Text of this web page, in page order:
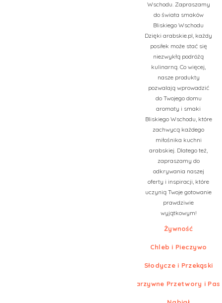
Wschodu. Zapraszamy
do świata smaków
Bliskiego Wschodu
Dzięki arabskie.pl, każdy
posiłek może stać się
niezwykłą podróżą
kulinarną. Co więcej,
nasze produkty
pozwalają wprowadzić
do Twojego domu
aromaty i smaki
Bliskiego Wschodu, które
zachwycą każdego
miłośnika kuchni
arabskiej. Dlatego też,
zapraszamy do
odkrywania naszej
oferty i inspiracji, które
uczynią Twoje gotowanie
prawdziwie
wyjątkowym!
Żywność
Chleb i Pieczywo
Słodycze i Przekąski
Warzywne Przetwory i